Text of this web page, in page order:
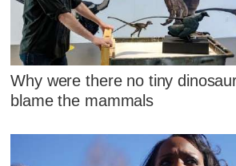
Why were there no tiny
blame the mammals